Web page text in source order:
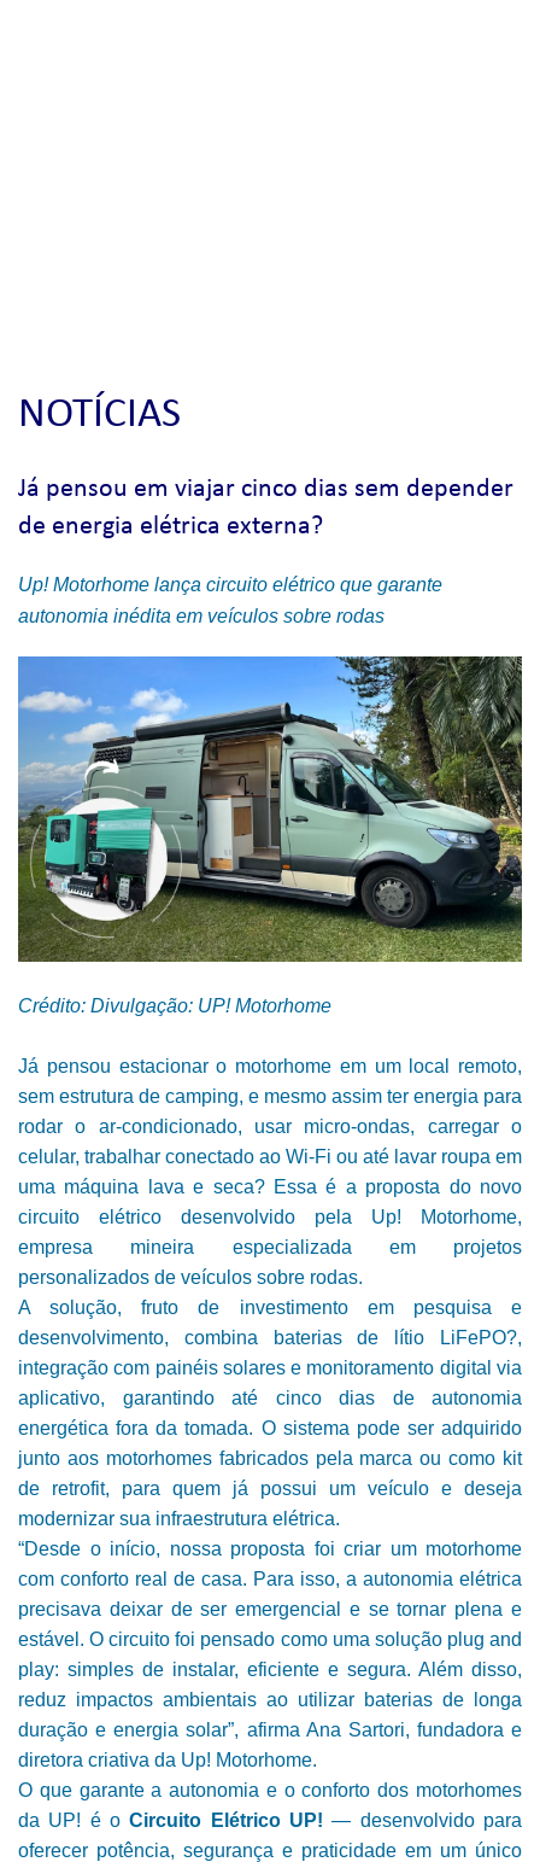
NOTÍCIAS
Já pensou em viajar cinco dias sem depender
de energia elétrica externa?
Up! Motorhome lança circuito elétrico que garante
autonomia inédita em veículos sobre rodas
Crédito: Divulgação: UP! Motorhome
Já pensou estacionar o motorhome em um local remoto,
sem estrutura de camping, e mesmo assim ter energia para
rodar o ar-condicionado, usar micro-ondas, carregar o
celular, trabalhar conectado ao Wi-Fi ou até lavar roupa em
uma máquina lava e seca? Essa é a proposta do novo
circuito elétrico desenvolvido pela Up! Motorhome,
empresa mineira especializada em projetos
personalizados de veículos sobre rodas.
A solução, fruto de investimento em pesquisa e
desenvolvimento, combina baterias de lítio LiFePO?,
integração com painéis solares e monitoramento digital via
aplicativo, garantindo até cinco dias de autonomia
energética fora da tomada. O sistema pode ser adquirido
junto aos motorhomes fabricados pela marca ou como kit
de retrofit, para quem já possui um veículo e deseja
modernizar sua infraestrutura elétrica.
“Desde o início, nossa proposta foi criar um motorhome
com conforto real de casa. Para isso, a autonomia elétrica
precisava deixar de ser emergencial e se tornar plena e
estável. O circuito foi pensado como uma solução plug and
play: simples de instalar, eficiente e segura. Além disso,
reduz impactos ambientais ao utilizar baterias de longa
duração e energia solar”, afirma Ana Sartori, fundadora e
diretora criativa da Up! Motorhome.
O que garante a autonomia e o conforto dos motorhomes
da UP! é oCircuito Elétrico UP! — desenvolvido para
oferecer potência, segurança e praticidade em um único